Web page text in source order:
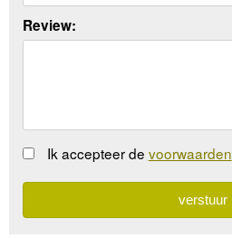
Review:
Ik accepteer de voorwaarden